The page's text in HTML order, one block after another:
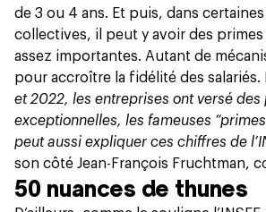
de 3 ou 4 ans. Et puis, dans
collectives, il peut y avoir des primes
assez importantes. Autant de
pour accroître la fidélité des salariés.
et 2022, les entreprises ont versé des
exceptionnelles, les fameuses
peut aussi expliquer ces chiffres de
son côté Jean-François Fruchtman,
50 nuances de thunes